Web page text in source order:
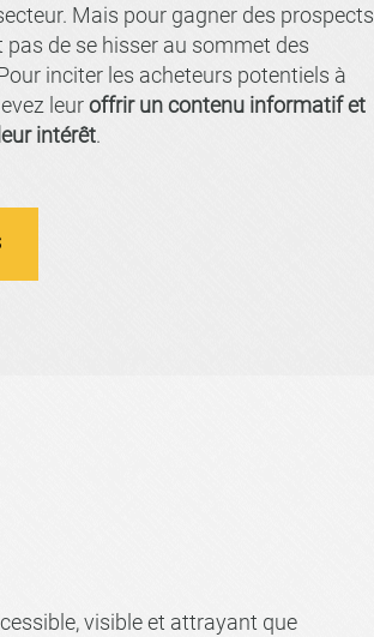
Mais pour gagner des prospects
de se hisser au sommet des
inciter les acheteurs potentiels à
leuroffrir un contenu informatif et
intérêt.
visible et attrayant que